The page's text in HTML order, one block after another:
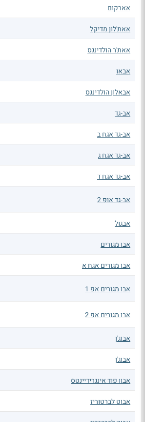
אארקום
אאת'לון מדיקל
אאת'ר הולדינגס
אבאו
אבאלון הולדינגס
אב-גד
אב-גד אגח ב
אב-גד אגח ג
אב-גד אגח ד
אב-גד אופ 2
אבגול
אבו מגורים
אבו מגורים אגח א
אבו מגורים אפ 1
אבו מגורים אפ 2
אבוג'ן
אבוג'ן
אבוו פוד אינגרידיינטס
אבוט לברטוריז